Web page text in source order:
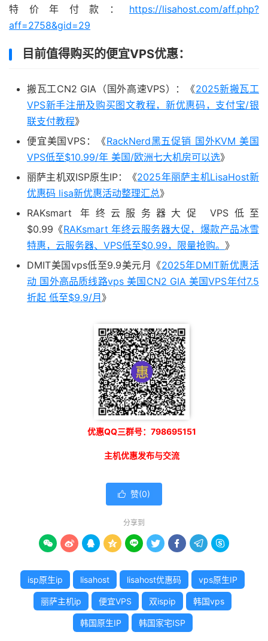
特价年付款： https://lisahost.com/aff.php?
aff=2758&gid=29
目前值得购买的便宜VPS优惠：
搬瓦工CN2 GIA（国外高速VPS）：《2025新搬瓦工
VPS新手注册及购买图文教程，新优惠码，支付宝/银
联支付教程》
便宜美国VPS：《RackNerd黑五促销 国外KVM 美国
VPS低至$10.99/年 美国/欧洲七大机房可以选》
丽萨主机双ISP原生IP：《2025年丽萨主机LisaHost新
优惠码 lisa新优惠活动整理汇总》
RAKsmart 年终云服务器大促 VPS低至
$0.99《RAKsmart 年终云服务器大促，爆款产品冰雪
特惠，云服务器、VPS低至$0.99，限量抢购。 》
DMIT美国vps低至9.9美元月《2025年DMIT新优惠活
动 国外高品质线路vps 美国CN2 GIA 美国VPS年付7.5
折起 低至$9.9/月 》
优惠QQ三群号：798695151
主机优惠发布与交流
 赞(0)
分享到
        
isp原生ip lisahost lisahost优惠码 vps原生IP
丽萨主机ip 便宜VPS 双ispip 韩国vps
韩国原生IP 韩国家宅ISP